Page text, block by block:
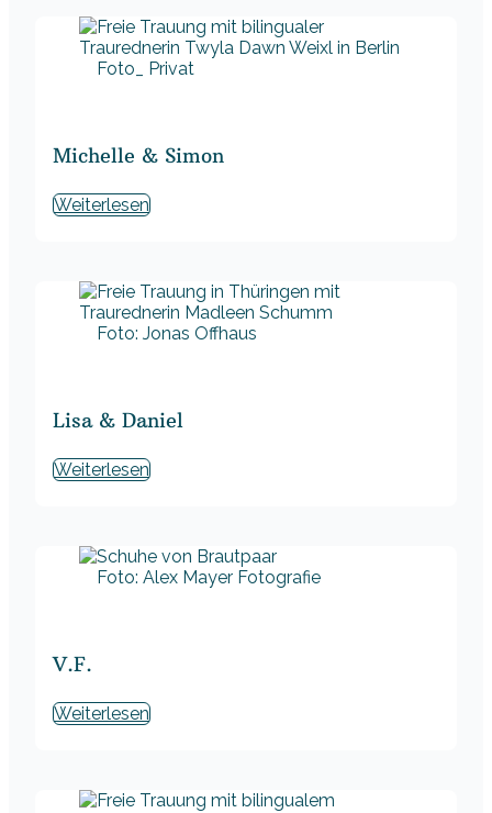
Foto_ Privat
Michelle & Simon
Weiterlesen
Foto: Jonas Offhaus
Lisa & Daniel
Weiterlesen
Foto: Alex Mayer Fotografie
V.F.
Weiterlesen